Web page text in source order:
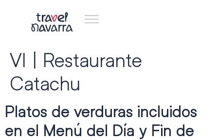
VI | Restaurante
Catachu
Platos de verduras incluidos
en el Menú del Día y Fin de